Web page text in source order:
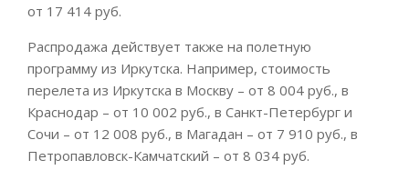
от 17 414 руб.
Распродажа действует также на полетную
программу из Иркутска. Например, стоимость
перелета из Иркутска в Москву – от 8 004 руб., в
Краснодар – от 10 002 руб., в Санкт-Петербург и
Сочи – от 12 008 руб., в Магадан – от 7 910 руб., в
Петропавловск-Камчатский – от 8 034 руб.